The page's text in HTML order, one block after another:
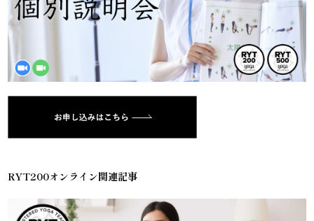
RYT200オンライン関連記事